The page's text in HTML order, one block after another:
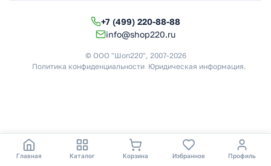
+7 (499) 220-88-88
info@shop220.ru
© ООО "Шоп220", 2007-2026
Политика конфиденциальности Юридическая информация.
Главная Каталог Корзина Избранное Профиль